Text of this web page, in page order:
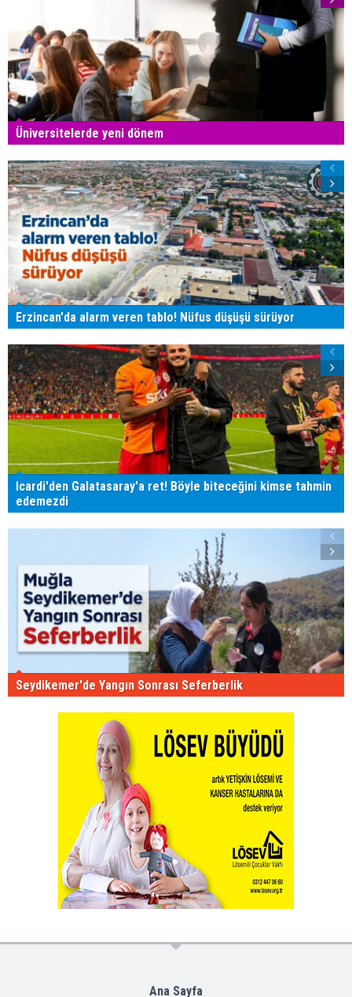
Üniversitelerde yeni dönem
Erzincan'da alarm veren tablo! Nüfus düşüşü sürüyor
Icardi'den Galatasaray'a ret! Böyle biteceğini kimse tahmin
edemezdi
Seydikemer'de Yangın Sonrası Seferberlik
Ana Sayfa